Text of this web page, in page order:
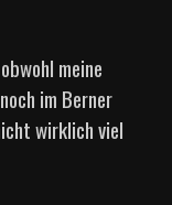
meine
im Berner
wirklich viel